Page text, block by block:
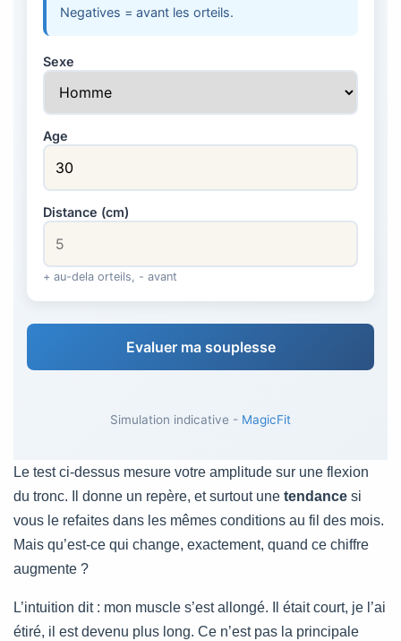
Negatives = avant les orteils.
Sexe
Age
Distance (cm)
+ au-dela orteils, - avant
Evaluer ma souplesse
Simulation indicative - MagicFit
Le test ci-dessus mesure votre amplitude sur une flexion
du tronc. Il donne un repère, et surtout une tendance si
vous le refaites dans les mêmes conditions au fil des mois.
Mais qu’est-ce qui change, exactement, quand ce chiffre
augmente ?
L’intuition dit : mon muscle s’est allongé. Il était court, je l’ai
étiré, il est devenu plus long. Ce n’est pas la principale